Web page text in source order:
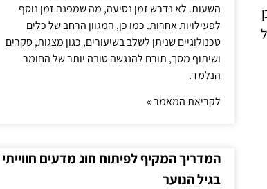
השעות. לא נדרש זמן נסיעה, מה שמפנה זמן נוסף
לפעילויות אחרות. כמו כן, המגוון הרחב של כלים
טכנולוגיים שניתן לשלב בשיעורים, כגון מצגות, סקרים
ושיתוף מסך, תורם להנגשה טובה יותר של החומר
הנלמד.
לקריאת המאמר »
המדריך המקיף לפיתוח חוג מדעים חווייתי
בגיל הנוער